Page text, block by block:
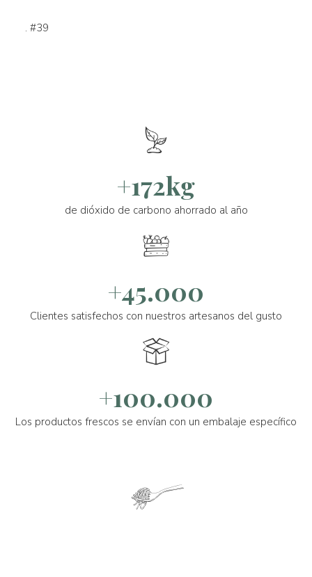
. #39
+172kg
de dióxido de carbono ahorrado al año
+45.000
Clientes satisfechos con nuestros artesanos del gusto
+100.000
Los productos frescos se envían con un embalaje específico